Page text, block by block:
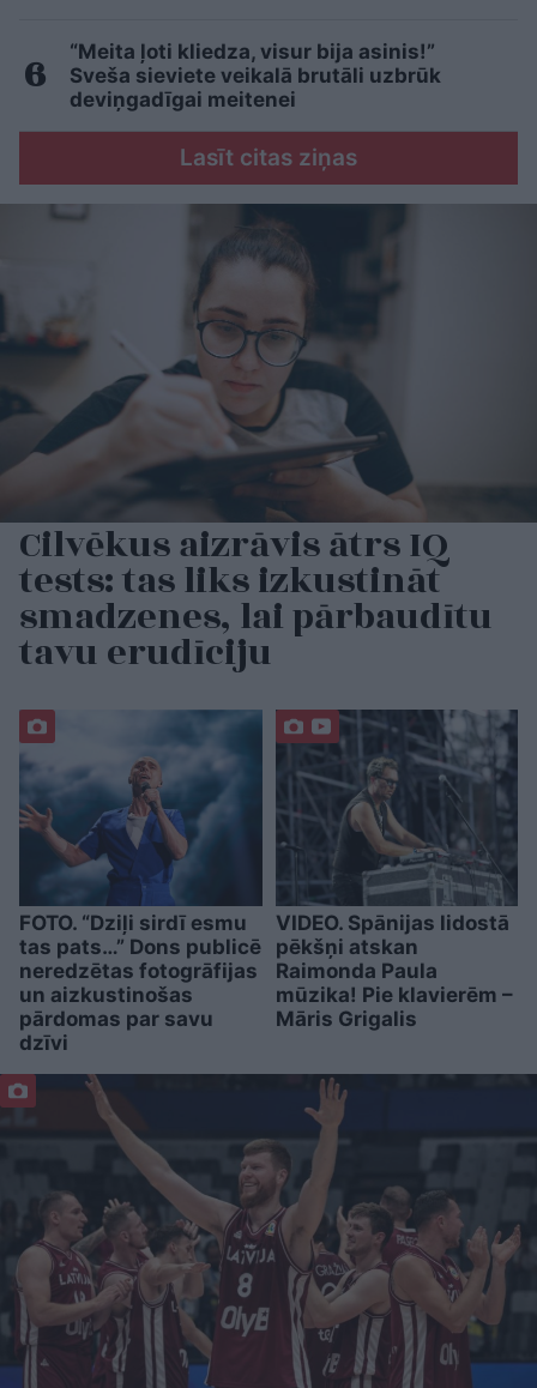
“Meita ļoti kliedza, visur bija asinis!”
Sveša sieviete veikalā brutāli uzbrūk
deviņgadīgai meitenei
Lasīt citas ziņas
Cilvēkus aizrāvis ātrs IQ
tests: tas liks izkustināt
smadzenes, lai pārbaudītu
tavu erudīciju
FOTO. “Dziļi sirdī esmu
tas pats…” Dons publicē
neredzētas fotogrāfijas
un aizkustinošas
pārdomas par savu
dzīvi
VIDEO. Spānijas lidostā
pēkšņi atskan
Raimonda Paula
mūzika! Pie klavierēm –
Māris Grigalis